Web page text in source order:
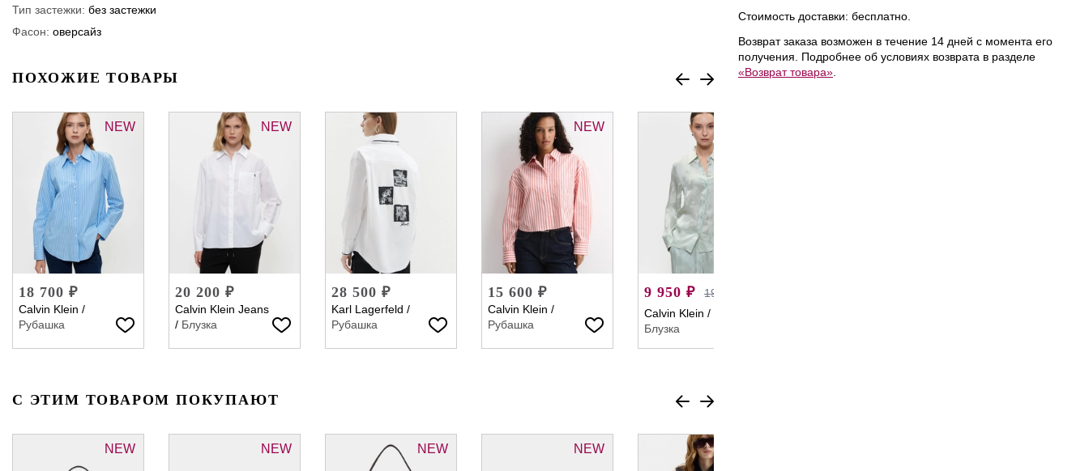
Тип застежки: без застежки
Фасон: оверсайз
ПОХОЖИЕ ТОВАРЫ
NEW
18 700 ₽
Calvin Klein /
Рубашка
NEW
20 200 ₽
Calvin Klein Jeans
/ Блузка
28 500 ₽
Karl Lagerfeld /
Рубашка
NEW
15 600 ₽
Calvin Klein /
Рубашка
9 950 ₽
19 900 ₽
Calvin Klein /
Блузка
С ЭТИМ ТОВАРОМ ПОКУПАЮТ
NEW NEW NEW NEW
Стоимость доставки: бесплатно.
Возврат заказа возможен в течение 14 дней с момента его
получения. Подробнее об условиях возврата в разделе
«Возврат товара»